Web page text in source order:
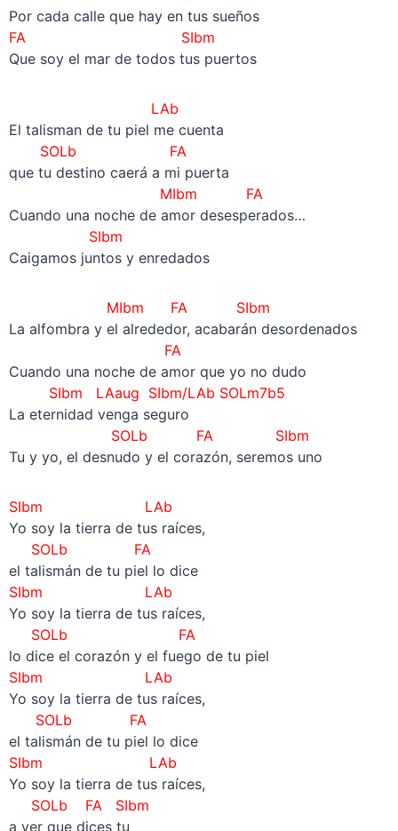
Por cada calle que hay en tus sueños
FA
SIbm
Que soy el mar de todos tus puertos
LAb
El talisman de tu piel me cuenta
SOLb FA
que tu destino caerá a mi puerta
MIbm FA
Cuando una noche de amor desesperados…
SIbm
Caigamos juntos y enredados
MIbm FA
SIbm
La alfombra y el alrededor, acabarán desordenados
FA
Cuando una noche de amor que yo no dudo
SIbm LAaug SIbm/LAb SOLm7b5
La eternidad venga seguro
SOLb FA
SIbm
Tu y yo, el desnudo y el corazón, seremos uno
SIbm
LAb
Yo soy la tierra de tus raíces,
SOLb FA
el talismán de tu piel lo dice
SIbm
LAb
Yo soy la tierra de tus raíces,
SOLb FA
lo dice el corazón y el fuego de tu piel
SIbm
LAb
Yo soy la tierra de tus raíces,
SOLb FA
el talismán de tu piel lo dice
SIbm
LAb
Yo soy la tierra de tus raíces,
SOLb FA
SIbm
a ver que dices tu